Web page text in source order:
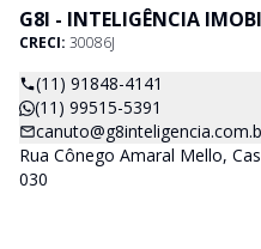
G8I - INTELIGÊNCIA
CRECI: 30086J
(11) 91848-4141
(11) 99515-5391
Rua Cônego Amaral Mello,
030